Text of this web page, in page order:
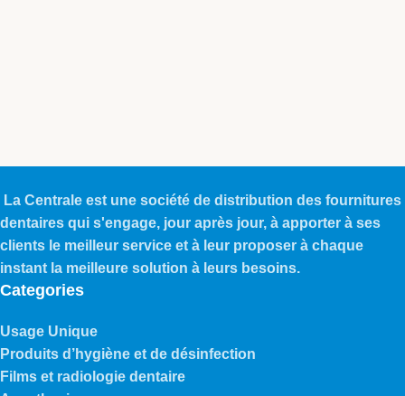
La Centrale est une société de distribution des fournitures
dentaires qui s'engage, jour après jour, à apporter à ses
clients le meilleur service et à leur proposer à chaque
instant la meilleure solution à leurs besoins.
Categories
Usage Unique
Produits d’hygiène et de désinfection
Films et radiologie dentaire